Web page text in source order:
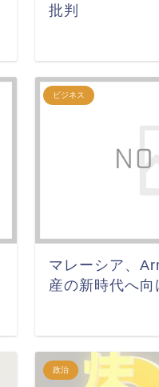
批判
ビジネス
マレーシア、
産の新時代へ
政治